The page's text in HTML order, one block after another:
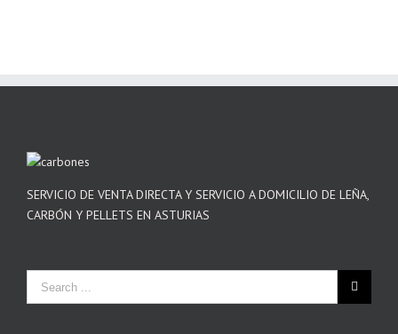
SERVICIO DE VENTA DIRECTA Y SERVICIO A DOMICILIO DE LEÑA,
CARBÓN Y PELLETS EN ASTURIAS